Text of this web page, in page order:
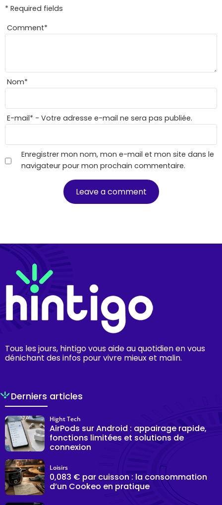
* Required fields
Comment*
Nom*
E-mail* - Votre adresse e-mail ne sera pas publiée.
Enregistrer mon nom, mon e-mail et mon site dans le
navigateur pour mon prochain commentaire.
Tous les jours, hintigo vous aide au quotidien en vous
dénichant des infos pour vivre mieux et malin.
Derniers articles
AirPods sur Android : appairage rapide,
fonctions limitées et solutions de
connexion
Hight Tech
0,083 € par cuisson : la consommation
d’un Cookeo en pratique
Loisirs